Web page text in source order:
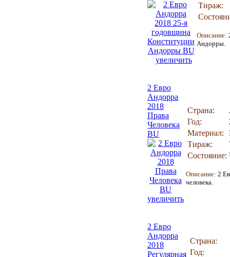
увеличить
Тираж:
Описание:
Андорры.
2 Евро
Андорра
2018
Права
Человека
BU
увеличить
Страна:
Год:
Материал:
Тираж:
Состояние:
Описание: 2
человека.
2 Евро
Андорра
2018
Регулярная
Страна:
Год: